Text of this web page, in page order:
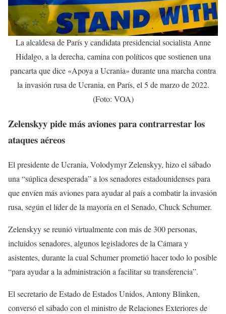
La alcaldesa de París y candidata presidencial socialista Anne
Hidalgo, a la derecha, camina con políticos que sostienen una
pancarta que dice «Apoya a Ucrania» durante una marcha contra
la invasión rusa de Ucrania, en París, el 5 de marzo de 2022.
(Foto: VOA)
Zelenskyy pide más aviones para contrarrestar los
ataques aéreos
El presidente de Ucrania, Volodymyr Zelenskyy, hizo el sábado
una “súplica desesperada” a los senadores estadounidenses para
que envíen más aviones para ayudar al país a combatir la invasión
rusa, según el líder de la mayoría en el Senado, Chuck Schumer.
Zelenskyy se reunió virtualmente con más de 300 personas,
incluidos senadores, algunos legisladores de la Cámara y
asistentes, durante la cual Schumer prometió hacer todo lo posible
“para ayudar a la administración a facilitar su transferencia”.
El secretario de Estado de Estados Unidos, Antony Blinken,
conversó el sábado con el ministro de Relaciones Exteriores de